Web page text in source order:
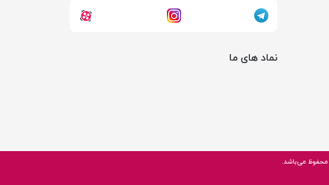
نماد های ما
محفوظ می‌باشد.